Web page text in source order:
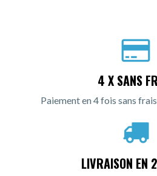
4 X SANS
Paiement en 4 fois sans
LIVRAISON